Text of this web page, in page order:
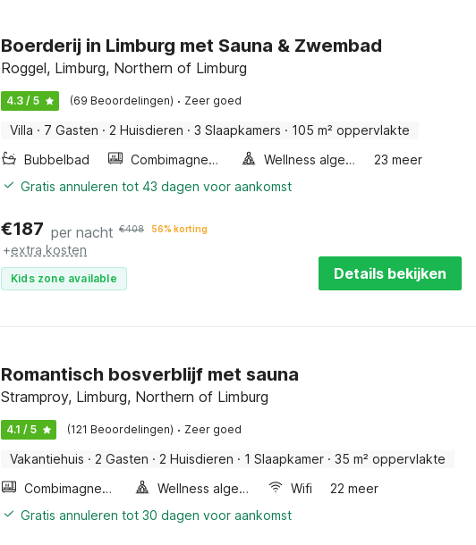
Boerderij in Limburg met Sauna & Zwembad
Roggel, Limburg, Northern of Limburg
4.3 / 5 (69 Beoordelingen) · Zeer goed
Villa · 7 Gasten · 2 Huisdieren · 3 Slaapkamers · 105 m² oppervlakte
Bubbelbad
Combimagnetron Wellness algemeen
23 meer
Gratis annuleren tot 43 dagen voor aankomst
€187 per nacht €408 56% korting
+extra kosten
Kids zone available Details bekijken
Romantisch bosverblijf met sauna
Stramproy, Limburg, Northern of Limburg
4.1 / 5 (121 Beoordelingen) · Zeer goed
Vakantiehuis · 2 Gasten · 2 Huisdieren · 1 Slaapkamer · 35 m² oppervlakte
Combimagnetron
Wellness algemeen Wifi
22 meer
Gratis annuleren tot 30 dagen voor aankomst